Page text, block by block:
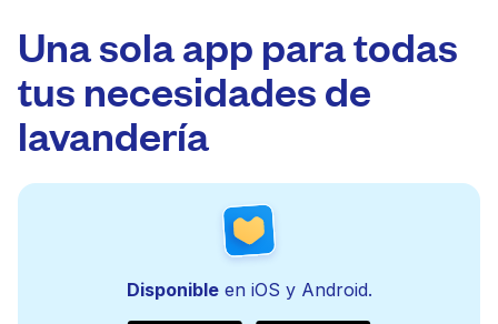
Una sola app para todas
tus necesidades de
lavandería
Disponibleen iOS y Android.